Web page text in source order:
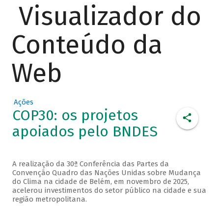
Visualizador do
Conteúdo da
Web
Ações
COP30: os projetos
apoiados pelo BNDES
A realização da 30ª Conferência das Partes da
Convenção Quadro das Nações Unidas sobre Mudança
do Clima na cidade de Belém, em novembro de 2025,
acelerou investimentos do setor público na cidade e sua
região metropolitana.